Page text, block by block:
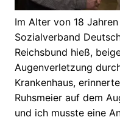
Im Alter von 18
Sozialverband
Reichsbund hieß,
Augenverletzung
Krankenhaus,
Ruhsmeier auf dem
und ich musste eine